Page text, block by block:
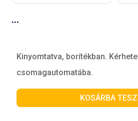
...
Kinyomtatva, borítékban.
csomagautomatába.
KOSÁRBA